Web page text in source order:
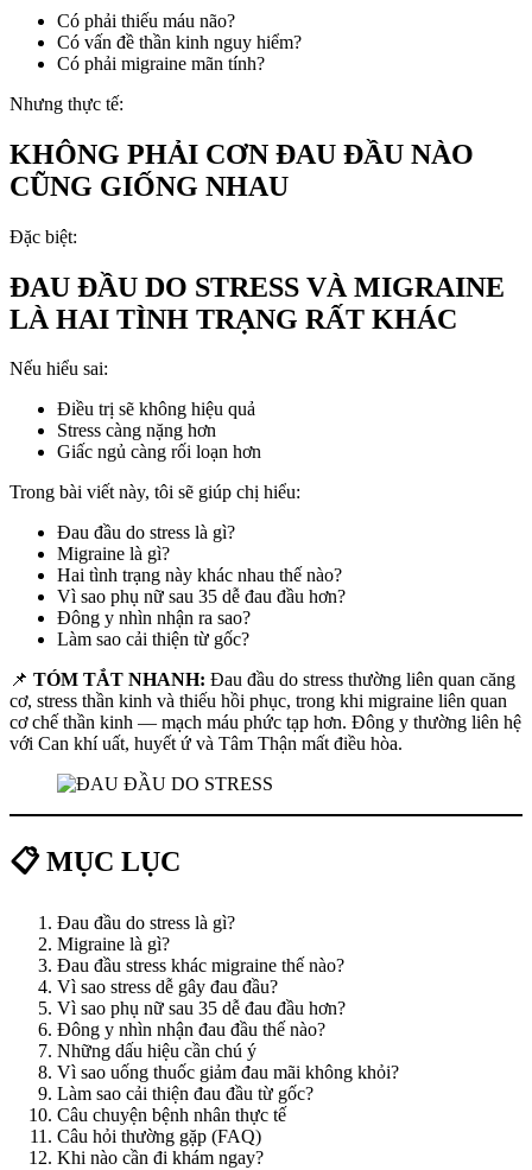
Có phải thiếu máu não?
Có vấn đề thần kinh nguy hiểm?
Có phải migraine mãn tính?
Nhưng thực tế:
KHÔNG PHẢI CƠN ĐAU ĐẦU NÀO
CŨNG GIỐNG NHAU
Đặc biệt:
ĐAU ĐẦU DO STRESS VÀ MIGRAINE
LÀ HAI TÌNH TRẠNG RẤT KHÁC
Nếu hiểu sai:
Điều trị sẽ không hiệu quả
Stress càng nặng hơn
Giấc ngủ càng rối loạn hơn
Trong bài viết này, tôi sẽ giúp chị hiểu:
Đau đầu do stress là gì?
Migraine là gì?
Hai tình trạng này khác nhau thế nào?
Vì sao phụ nữ sau 35 dễ đau đầu hơn?
Đông y nhìn nhận ra sao?
Làm sao cải thiện từ gốc?
📌 TÓM TẮT NHANH: Đau đầu do stress thường liên quan căng
cơ, stress thần kinh và thiếu hồi phục, trong khi migraine liên quan
cơ chế thần kinh — mạch máu phức tạp hơn. Đông y thường liên hệ
với Can khí uất, huyết ứ và Tâm Thận mất điều hòa.
📋 MỤC LỤC
Đau đầu do stress là gì?
Migraine là gì?
Đau đầu stress khác migraine thế nào?
Vì sao stress dễ gây đau đầu?
Vì sao phụ nữ sau 35 dễ đau đầu hơn?
Đông y nhìn nhận đau đầu thế nào?
Những dấu hiệu cần chú ý
Vì sao uống thuốc giảm đau mãi không khỏi?
Làm sao cải thiện đau đầu từ gốc?
Câu chuyện bệnh nhân thực tế
Câu hỏi thường gặp (FAQ)
Khi nào cần đi khám ngay?